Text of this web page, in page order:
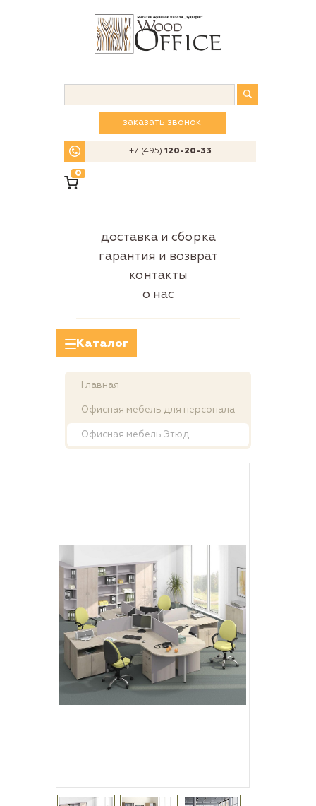
заказать звонок
+7 (495)120-20-33
0
доставка и сборка
гарантия и возврат
контакты
о нас
Каталог
Главная
Офисная мебель для персонала
Офисная мебель Этюд